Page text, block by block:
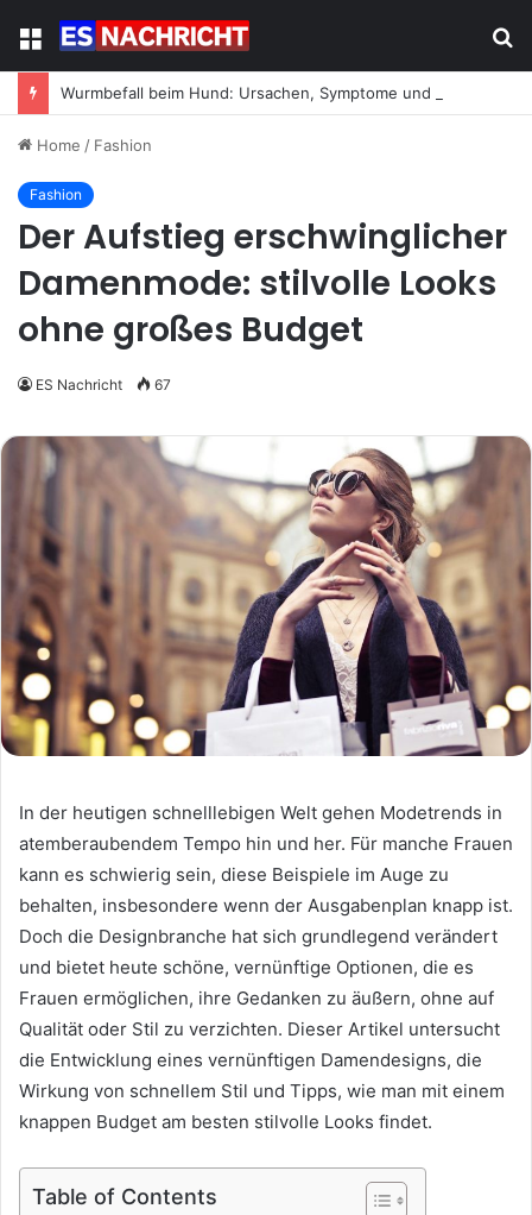
Menu
Home / Fashion
Fashion
Der Aufstieg erschwinglicher
Damenmode: stilvolle Looks
ohne großes Budget
ES Nachricht 67
In der heutigen schnelllebigen Welt gehen Modetrends in
atemberaubendem Tempo hin und her. Für manche Frauen
kann es schwierig sein, diese Beispiele im Auge zu
behalten, insbesondere wenn der Ausgabenplan knapp ist.
Doch die Designbranche hat sich grundlegend verändert
und bietet heute schöne, vernünftige Optionen, die es
Frauen ermöglichen, ihre Gedanken zu äußern, ohne auf
Qualität oder Stil zu verzichten. Dieser Artikel untersucht
die Entwicklung eines vernünftigen Damendesigns, die
Wirkung von schnellem Stil und Tipps, wie man mit einem
knappen Budget am besten stilvolle Looks findet.
Table of Contents